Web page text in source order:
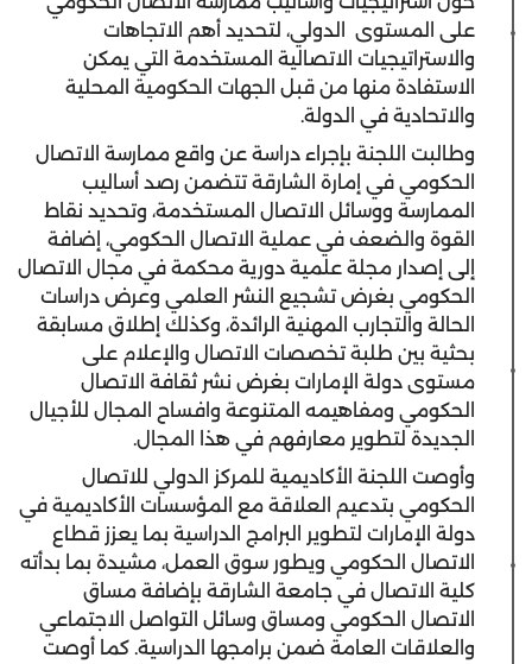
على المستوى الدولي، لتحديد أهم الاتجاهات
والاستراتيجيات الاتصالية المستخدمة التي يمكن
الاستفادة منها من قبل الجهات الحكومية المحلية
والاتحادية في الدولة.
وطالبت اللجنة بإجراء دراسة عن واقع ممارسة الاتصال
الحكومي في إمارة الشارقة تتضمن رصد أساليب
الممارسة ووسائل الاتصال المستخدمة، وتحديد نقاط
القوة والضعف في عملية الاتصال الحكومي، إضافة
إلى إصدار مجلة علمية دورية محكمة في مجال الاتصال
الحكومي بغرض تشجيع النشر العلمي وعرض دراسات
الحالة والتجارب المهنية الرائدة، وكذلك إطلاق مسابقة
بحثية بين طلبة تخصصات الاتصال والإعلام على
مستوى دولة الإمارات بغرض نشر ثقافة الاتصال
الحكومي ومفاهيمه المتنوعة وافساح المجال للأجيال
الجديدة لتطوير معارفهم في هذا المجال.
وأوصت اللجنة الأكاديمية للمركز الدولي للاتصال
الحكومي بتدعيم العلاقة مع المؤسسات الأكاديمية في
دولة الإمارات لتطوير البرامج الدراسية بما يعزز قطاع
الاتصال الحكومي ويطور سوق العمل، مشيدة بما بدأته
كلية الاتصال في جامعة الشارقة بإضافة مساق
الاتصال الحكومي ومساق وسائل التواصل الاجتماعي
والعلاقات العامة ضمن برامجها الدراسية. كما أوصت